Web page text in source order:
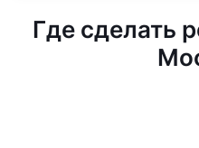
Где сделать